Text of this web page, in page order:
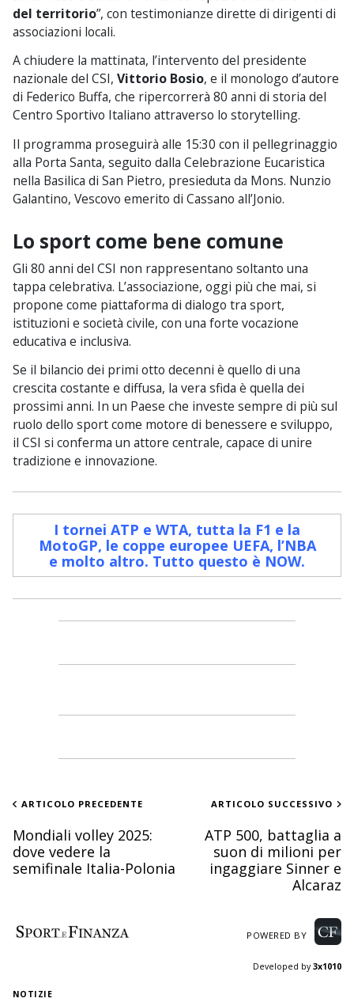
del territorio”, con testimonianze dirette di dirigenti di
associazioni locali.
A chiudere la mattinata, l’intervento del presidente
nazionale del CSI, Vittorio Bosio, e il monologo d’autore
di Federico Buffa, che ripercorrerà 80 anni di storia del
Centro Sportivo Italiano attraverso lo storytelling.
Il programma proseguirà alle 15:30 con il pellegrinaggio
alla Porta Santa, seguito dalla Celebrazione Eucaristica
nella Basilica di San Pietro, presieduta da Mons. Nunzio
Galantino, Vescovo emerito di Cassano all’Jonio.
Lo sport come bene comune
Gli 80 anni del CSI non rappresentano soltanto una
tappa celebrativa. L’associazione, oggi più che mai, si
propone come piattaforma di dialogo tra sport,
istituzioni e società civile, con una forte vocazione
educativa e inclusiva.
Se il bilancio dei primi otto decenni è quello di una
crescita costante e diffusa, la vera sfida è quella dei
prossimi anni. In un Paese che investe sempre di più sul
ruolo dello sport come motore di benessere e sviluppo,
il CSI si conferma un attore centrale, capace di unire
tradizione e innovazione.
I tornei ATP e WTA, tutta la F1 e la
MotoGP, le coppe europee UEFA, l’NBA
e molto altro. Tutto questo è NOW.
ARTICOLO PRECEDENTE
Mondiali volley 2025:
dove vedere la
semifinale Italia-Polonia
ARTICOLO SUCCESSIVO
ATP 500, battaglia a
suon di milioni per
ingaggiare Sinner e
Alcaraz
POWERED BY
Developed by3x1010
NOTIZIE